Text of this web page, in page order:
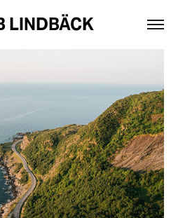
LINDBÄCK